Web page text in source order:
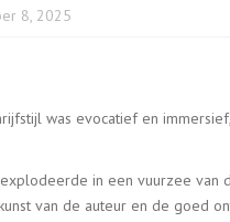
8, 2025
was evocatief en
in een vuurzee van
van de auteur en de goed